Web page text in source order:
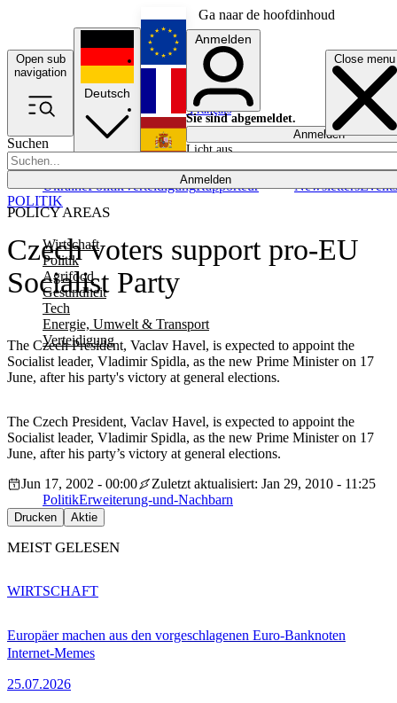
Ga naar de hoofdinhoud
Open sub
navigation
Close menu
Suchen
Anmelden
POLICY AREAS
Wirtschaft
Politik
Agrifood
Gesundheit
Tech
Energie, Umwelt & Transport
Verteidigung
UkrainePolitikVerteidigungRapporteur NewslettersEvents
Deutsch
English
Français
Anmelden
Sie sind abgemeldet.
Anmelden
Licht aus
Czech voters support pro-EU
Socialist Party
The Czech President, Vaclav Havel, is expected to appoint the
Socialist leader, Vladimir Spidla, as the new Prime Minister on 17
June, after his party's victory at general elections.
POLITIK
The Czech President, Vaclav Havel, is expected to appoint the
Socialist leader, Vladimir Spidla, as the new Prime Minister on 17
June, after his party’s victory at general elections.
Jun 17, 2002 - 00:00
Zuletzt aktualisiert: Jan 29, 2010 - 11:25
PolitikErweiterung-und-Nachbarn
Drucken Aktie
MEIST GELESEN
Europäer machen aus den vorgeschlagenen Euro-Banknoten
Internet-Memes
25.07.2026
WIRTSCHAFT